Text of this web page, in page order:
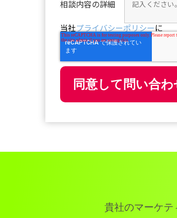
相談内容の詳細
当社プライバシーポリシーに
貴社のマーケテ